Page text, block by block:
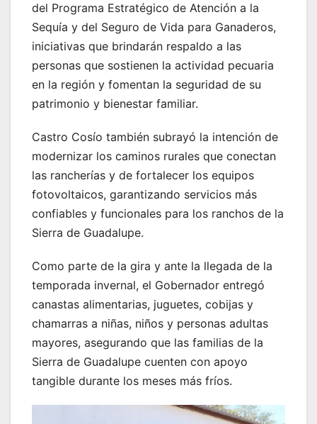
del Programa Estratégico de Atención a la
Sequía y del Seguro de Vida para Ganaderos,
iniciativas que brindarán respaldo a las
personas que sostienen la actividad pecuaria
en la región y fomentan la seguridad de su
patrimonio y bienestar familiar.
Castro Cosío también subrayó la intención de
modernizar los caminos rurales que conectan
las rancherías y de fortalecer los equipos
fotovoltaicos, garantizando servicios más
confiables y funcionales para los ranchos de la
Sierra de Guadalupe.
Como parte de la gira y ante la llegada de la
temporada invernal, el Gobernador entregó
canastas alimentarias, juguetes, cobijas y
chamarras a niñas, niños y personas adultas
mayores, asegurando que las familias de la
Sierra de Guadalupe cuenten con apoyo
tangible durante los meses más fríos.